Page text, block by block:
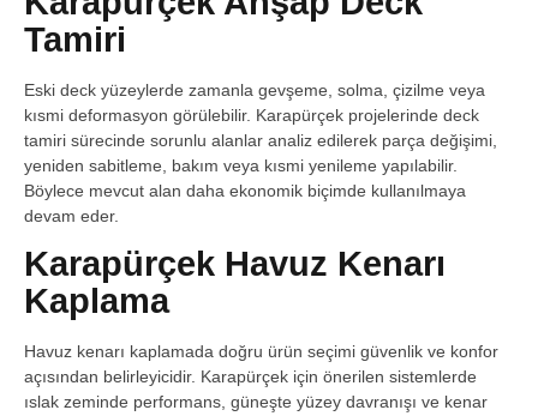
Tamiri
Eski deck yüzeylerde zamanla gevşeme, solma, çizilme veya
kısmi deformasyon görülebilir. Karapürçek projelerinde deck
tamiri sürecinde sorunlu alanlar analiz edilerek parça değişimi,
yeniden sabitleme, bakım veya kısmi yenileme yapılabilir.
Böylece mevcut alan daha ekonomik biçimde kullanılmaya
devam eder.
Karapürçek Havuz Kenarı
Kaplama
Havuz kenarı kaplamada doğru ürün seçimi güvenlik ve konfor
açısından belirleyicidir. Karapürçek için önerilen sistemlerde
ıslak zeminde performans, güneşte yüzey davranışı ve kenar